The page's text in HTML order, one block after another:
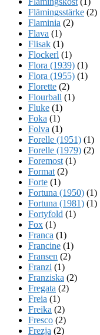
Flämingsstärke (2)
Flaminia (2)
Flava (1)
Flisak (1)
Flockerl (1)
Flora (1939) (1)
Flora (1955) (1)
Florette (2)
Flourball (1)
Fluke (1)
Foka (1)
Folva (1)
Forelle (1951) (1)
Forelle (1979) (2)
Foremost (1)
Format (2)
Forte (1)
Fortuna (1950) (1)
Fortuna (1981) (1)
Fortyfold (1)
Fox (1)
Franca (1)
Francine (1)
Fransen (2)
Franzi (1)
Franziska (2)
Fregata (2)
Freia (1)
Freika (2)
Fresco (2)
Frezja (2)